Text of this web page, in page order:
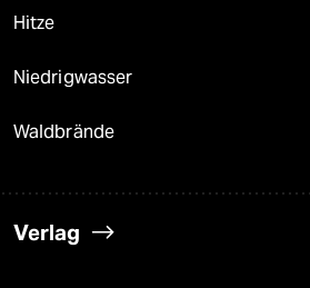
Hitze
Niedrigwasser
Waldbrände
Verlag